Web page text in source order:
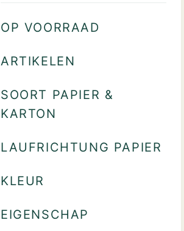
OP VOORRAAD
ARTIKELEN
SOORT PAPIER &
KARTON
LAUFRICHTUNG PAPIER
KLEUR
EIGENSCHAP